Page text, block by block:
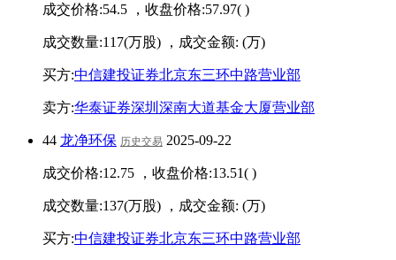
成交价格:54.5 ，收盘价格:57.97( )
成交数量:117(万股) ，成交金额: (万)
买方:中信建投证券北京东三环中路营业部
卖方:华泰证券深圳深南大道基金大厦营业部
44 龙净环保 历史交易 2025-09-22
成交价格:12.75 ，收盘价格:13.51( )
成交数量:137(万股) ，成交金额: (万)
买方:中信建投证券北京东三环中路营业部